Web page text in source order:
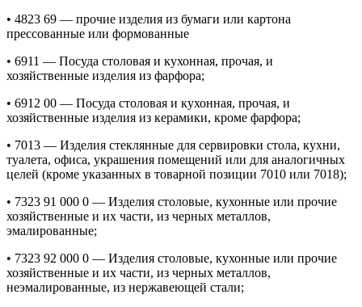
• 4823 69 — прочие изделия из бумаги или картона
прессованные или формованные
• 6911 — Посуда столовая и кухонная, прочая, и
хозяйственные изделия из фарфора;
• 6912 00 — Посуда столовая и кухонная, прочая, и
хозяйственные изделия из керамики, кроме фарфора;
• 7013 — Изделия стеклянные для сервировки стола, кухни,
туалета, офиса, украшения помещений или для аналогичных
целей (кроме указанных в товарной позиции 7010 или 7018);
• 7323 91 000 0 — Изделия столовые, кухонные или прочие
хозяйственные и их части, из черных металлов,
эмалированные;
• 7323 92 000 0 — Изделия столовые, кухонные или прочие
хозяйственные и их части, из черных металлов,
неэмалированные, из нержавеющей стали;